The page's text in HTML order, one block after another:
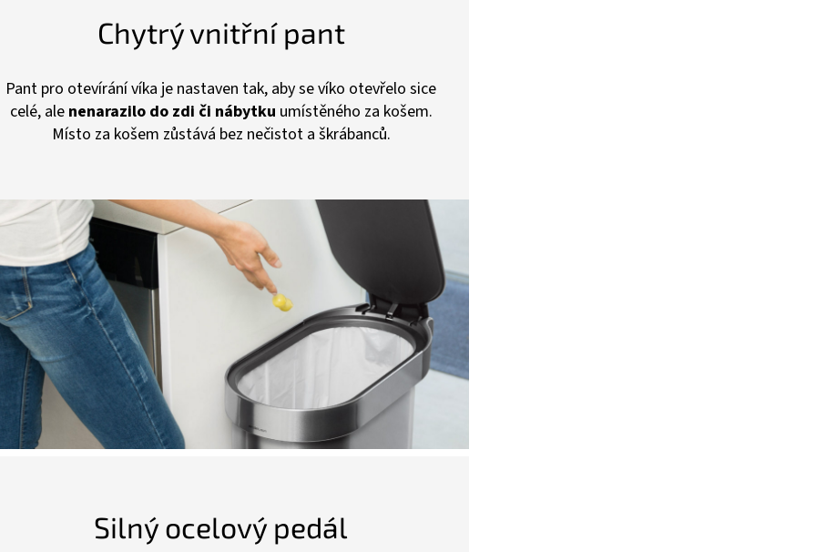
Chytrý vnitřní pant
Pant pro otevírání víka je nastaven tak, aby se víko otevřelo sice
celé, ale nenarazilo do zdi či nábytku umístěného za košem.
Místo za košem zůstává bez nečistot a škrábanců.
Silný ocelový pedál